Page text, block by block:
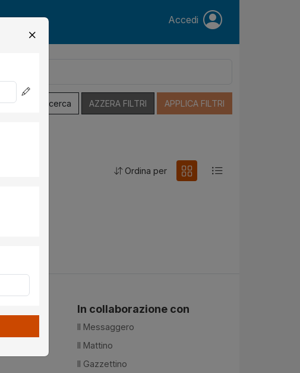
Accedi
Salva Ricerca AZZERA FILTRI APPLICA FILTRI
Ordina per
In collaborazione con
Il Messaggero
Il Mattino
Il Gazzettino